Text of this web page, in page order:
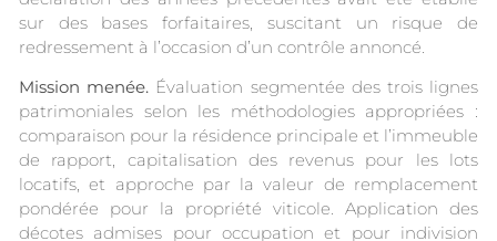
sur des bases forfaitaires, suscitant un risque de
redressement à l’occasion d’un contrôle annoncé.
Mission menée. Évaluation segmentée des trois lignes
patrimoniales selon les méthodologies appropriées :
comparaison pour la résidence principale et l’immeuble
de rapport, capitalisation des revenus pour les lots
locatifs, et approche par la valeur de remplacement
pondérée pour la propriété viticole. Application des
décotes admises pour occupation et pour indivision